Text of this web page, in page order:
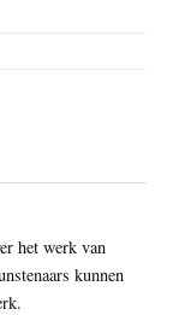
het werk van
kunnen